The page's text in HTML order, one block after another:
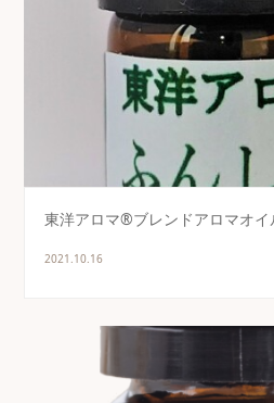
東洋アロマ®ブレンドアロマオ
2021.10.16